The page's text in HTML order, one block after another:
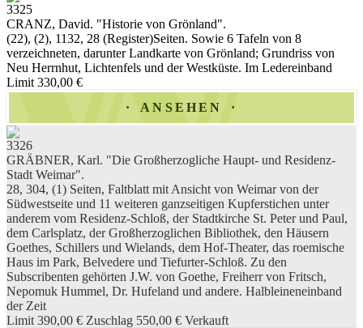
3325
CRANZ, David. "Historie von Grönland".
(22), (2), 1132, 28 (Register)Seiten. Sowie 6 Tafeln von 8
verzeichneten, darunter Landkarte von Grönland; Grundriss von
Neu Herrnhut, Lichtenfels und der Westküste. Im Ledereinband
Limit 330,00 €
ANSEHEN
3326
GRÄBNER, Karl. "Die Großherzogliche Haupt- und Residenz-
Stadt Weimar".
28, 304, (1) Seiten, Faltblatt mit Ansicht von Weimar von der
Südwestseite und 11 weiteren ganzseitigen Kupferstichen unter
anderem vom Residenz-Schloß, der Stadtkirche St. Peter und Paul,
dem Carlsplatz, der Großherzoglichen Bibliothek, den Häusern
Goethes, Schillers und Wielands, dem Hof-Theater, das roemische
Haus im Park, Belvedere und Tiefurter-Schloß. Zu den
Subscribenten gehörten J.W. von Goethe, Freiherr von Fritsch,
Nepomuk Hummel, Dr. Hufeland und andere. Halbleineneinband
der Zeit
Limit 390,00 € Zuschlag 550,00 € Verkauft